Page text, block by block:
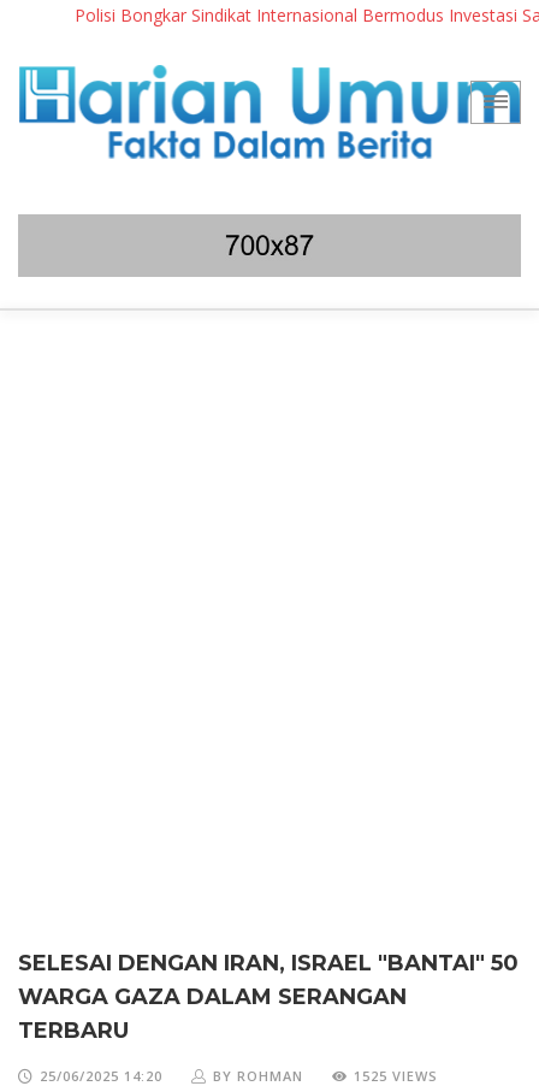
Polisi Bongkar Sindikat Internasional Bermodus Investasi
SELESAI DENGAN IRAN, ISRAEL "BANTAI" 50
WARGA GAZA DALAM SERANGAN
TERBARU
25/06/2025 14:20 BY ROHMAN 1525 VIEWS